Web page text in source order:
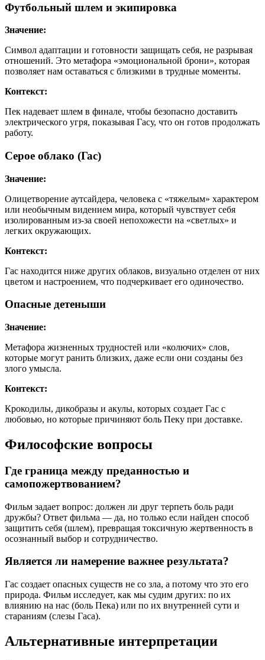
Футбольный шлем и экипировка
Значение:
Символ адаптации и готовности защищать себя, не разрывая
отношений. Это метафора «эмоциональной брони», которая
позволяет нам оставаться с близкими в трудные моменты.
Контекст:
Пек надевает шлем в финале, чтобы безопасно доставить
электрического угря, показывая Гасу, что он готов продолжать
работу.
Серое облако (Гас)
Значение:
Олицетворение аутсайдера, человека с «тяжелым» характером
или необычным видением мира, который чувствует себя
изолированным из-за своей непохожести на «светлых» и
легких окружающих.
Контекст:
Гас находится ниже других облаков, визуально отделен от них
цветом и настроением, что подчеркивает его одиночество.
Опасные детеныши
Значение:
Метафора жизненных трудностей или «колючих» слов,
которые могут ранить близких, даже если они созданы без
злого умысла.
Контекст:
Крокодилы, дикобразы и акулы, которых создает Гас с
любовью, но которые причиняют боль Пеку при доставке.
Философские вопросы
Где граница между преданностью и
самопожертвованием?
Фильм задает вопрос: должен ли друг терпеть боль ради
дружбы? Ответ фильма — да, но только если найден способ
защитить себя (шлем), превращая токсичную жертвенность в
осознанный выбор и сотрудничество.
Является ли намерение важнее результата?
Гас создает опасных существ не со зла, а потому что это его
природа. Фильм исследует, как мы судим других: по их
влиянию на нас (боль Пека) или по их внутренней сути и
стараниям (слезы Гаса).
Альтернативные интерпретации